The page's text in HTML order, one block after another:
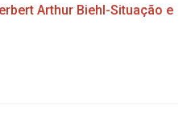
Arthur Biehl-Situação e